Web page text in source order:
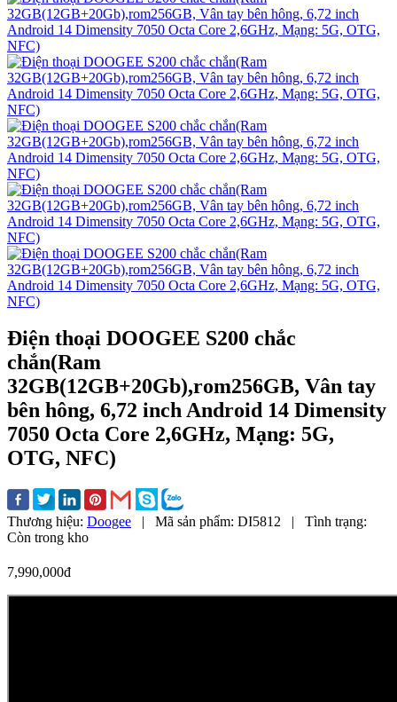
Điện thoại DOOGEE S200 chắc
chắn(Ram
32GB(12GB+20Gb),rom256GB, Vân tay
bên hông, 6,72 inch Android 14 Dimensity
7050 Octa Core 2,6GHz, Mạng: 5G,
OTG, NFC)
Thương hiệu: Doogee | Mã sản phẩm: DI5812 |
Tình trạng:
Còn trong kho
7,990,000đ